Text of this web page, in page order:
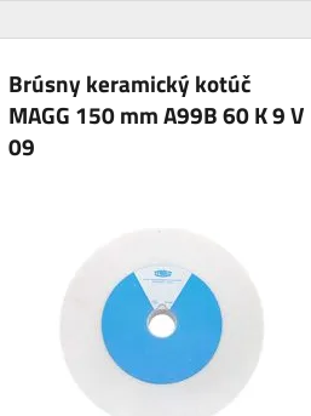
Brúsny keramický kotúč
MAGG 150 mm A99B 60 K 9 V
09